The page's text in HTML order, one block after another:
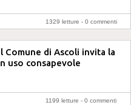
1329 letture - 0 commenti
Comune di Ascoli invita la
uso consapevole
1199 letture - 0 commenti